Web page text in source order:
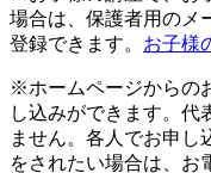
場合は、保護者用のメ
登録できます。 お子様
※ホームページからの
し込みができます。代
ません。各人でお申し
をされたい場合は、お